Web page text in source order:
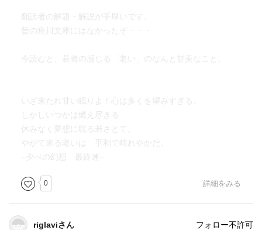
翻訳者の解題・解説が手厚いです。
昔の角川文庫にはなかったぞ・・・
今読むと、若者の感じる「老い」のなんと甘美なこと。
いざ来たれ甘い眠りよ！心は多くを望みすぎる。
しかしいつかは燃え尽きる
休みなく夢想に耽る若さとて。
やがて来る老いは 平和で晴れやかだ。
−夕べの幻想 最終連−
0 詳細をみる
riglaviさん フォロー不許可